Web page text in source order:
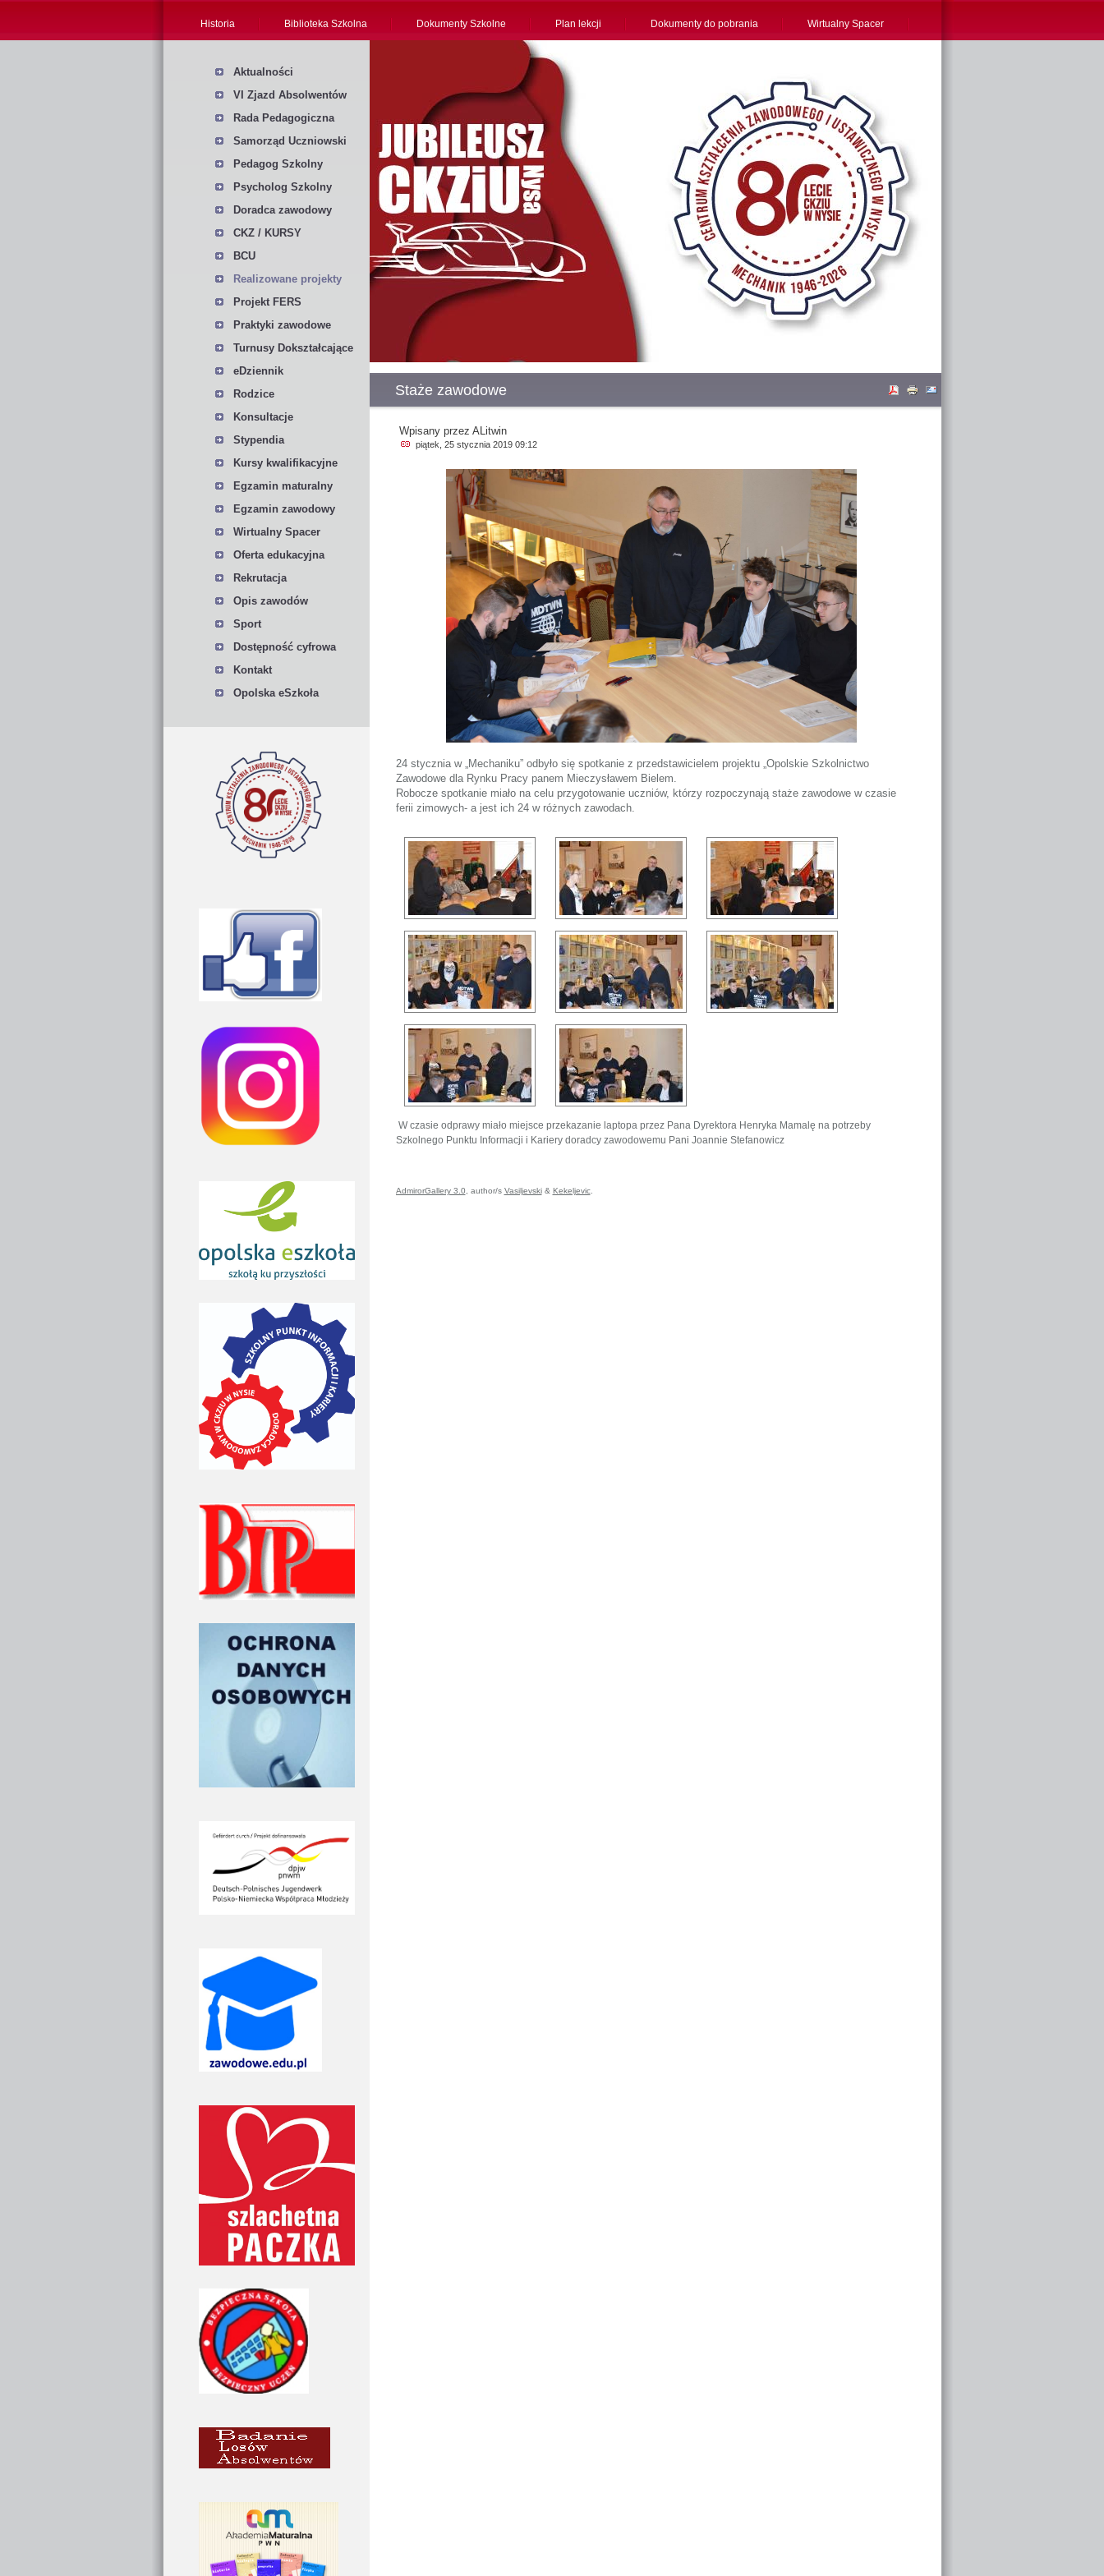
Historia Biblioteka Szkolna Dokumenty Szkolne Plan lekcji Dokumenty do pobrania Wirtualny Spacer
Aktualności
VI Zjazd Absolwentów
Rada Pedagogiczna
Samorząd Uczniowski
Pedagog Szkolny
Psycholog Szkolny
Doradca zawodowy
CKZ / KURSY
BCU
Realizowane projekty
Projekt FERS
Praktyki zawodowe
Turnusy Dokształcające
eDziennik
Rodzice
Konsultacje
Stypendia
Kursy kwalifikacyjne
Egzamin maturalny
Egzamin zawodowy
Wirtualny Spacer
Oferta edukacyjna
Rekrutacja
Opis zawodów
Sport
Dostępność cyfrowa
Kontakt
Opolska eSzkoła
Staże zawodowe
Wpisany przez ALitwin
piątek, 25 stycznia 2019 09:12
24 stycznia w „Mechaniku” odbyło się spotkanie z przedstawicielem projektu „Opolskie Szkolnictwo
Zawodowe dla Rynku Pracy panem Mieczysławem Bielem.
Robocze spotkanie miało na celu przygotowanie uczniów, którzy rozpoczynają staże zawodowe w czasie
ferii zimowych- a jest ich 24 w różnych zawodach.
W czasie odprawy miało miejsce przekazanie laptopa przez Pana Dyrektora Henryka Mamalę na potrzeby
Szkolnego Punktu Informacji i Kariery doradcy zawodowemu Pani Joannie Stefanowicz
AdmirorGallery 3.0, author/s Vasiljevski& Kekeljevic.